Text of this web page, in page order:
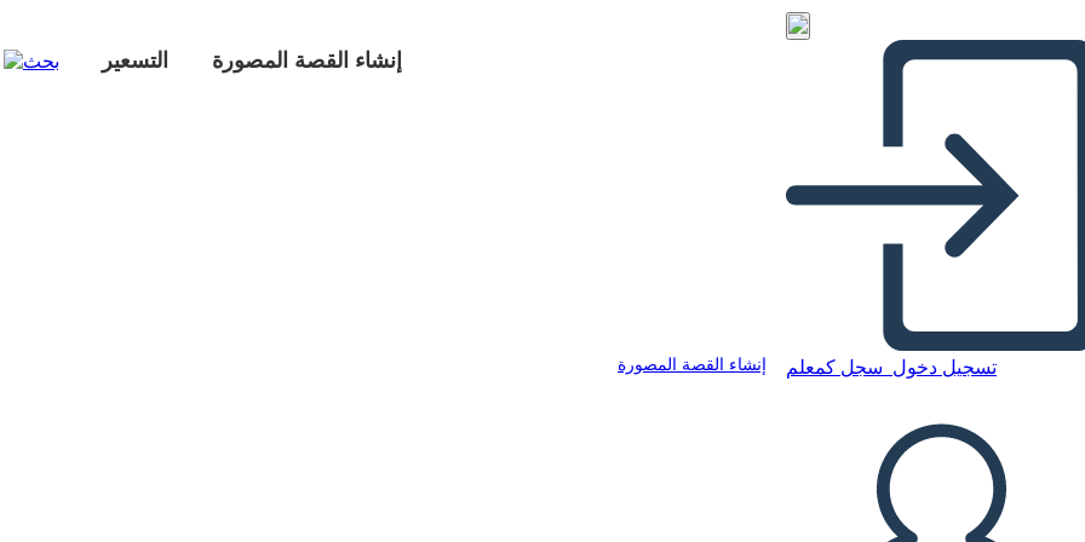
التسعير إنشاء القصة المصورة
إنشاء القصة المصورة تسجيل دخول سجل كمعلم